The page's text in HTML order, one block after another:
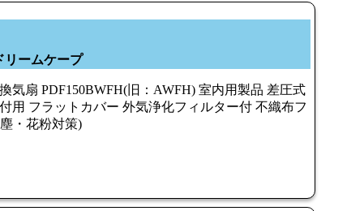
リームケープ
気扇 PDF150BWFH(旧：AWFH) 室内用製品 差圧式
用 フラットカバー 外気浄化フィルター付 不織布フ
・花粉対策)